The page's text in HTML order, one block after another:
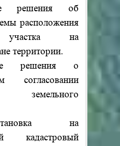
решения об
расположения
участка на
территории.
решения о
согласовании
земельного
на
кадастровый